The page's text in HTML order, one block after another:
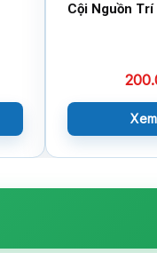
Cội Nguồn Trí